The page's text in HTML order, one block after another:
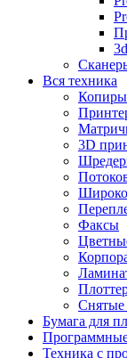
Вся техника
3D
Факсы
Снятые
Бумага для
Техника с